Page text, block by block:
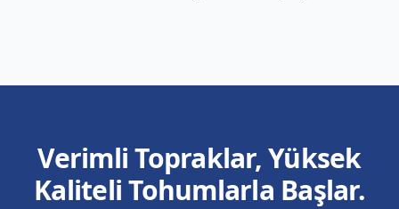
Verimli Topraklar, Yüksek
Kaliteli Tohumlarla Başlar.